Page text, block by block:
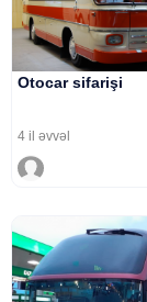
Otocar sifarişi
4 il əvvəl